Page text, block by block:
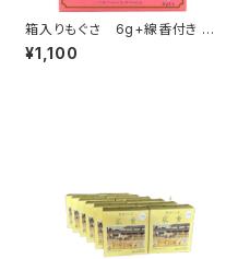
箱入りもぐさ 6g+線香付き <
ゆうパケット便利用可>
¥1,100